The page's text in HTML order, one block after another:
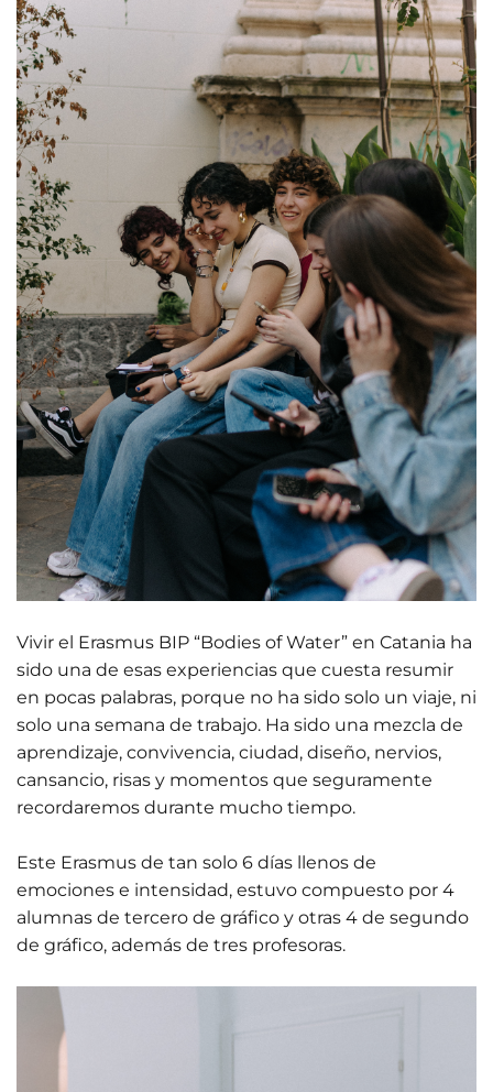
Vivir el Erasmus BIP “Bodies of Water” en Catania ha
sido una de esas experiencias que cuesta resumir
en pocas palabras, porque no ha sido solo un viaje, ni
solo una semana de trabajo. Ha sido una mezcla de
aprendizaje, convivencia, ciudad, diseño, nervios,
cansancio, risas y momentos que seguramente
recordaremos durante mucho tiempo.
Este Erasmus de tan solo 6 días llenos de
emociones e intensidad, estuvo compuesto por 4
alumnas de tercero de gráfico y otras 4 de segundo
de gráfico, además de tres profesoras.